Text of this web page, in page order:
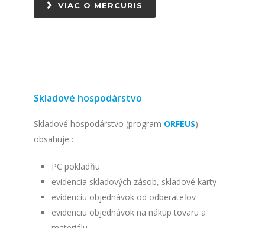
VIAC O MERCURIS
Skladové hospodárstvo
Skladové hospodárstvo (program ORFEUS) –
obsahuje :
PC pokladňu
evidencia skladových zásob, skladové karty
evidenciu objednávok od odberateľov
evidenciu objednávok na nákup tovaru a